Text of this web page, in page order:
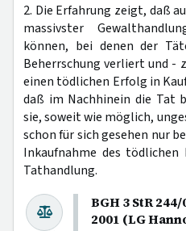
2. Die Erfahrung zeigt, daß
massivster
können, bei denen der
Beherrschung verliert und -
einen tödlichen Erfolg in
daß im Nachhinein die Tat
sie, soweit wie möglich,
schon für sich gesehen nur
Inkaufnahme des
Tathandlung.
BGH 3 StR
2001 (LG